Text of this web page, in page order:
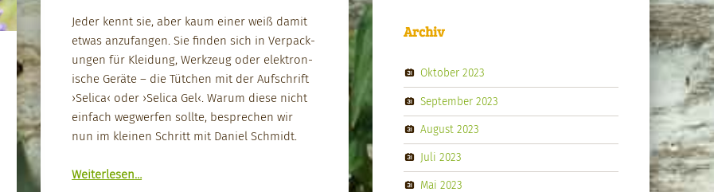
Jed­er ken­nt sie, aber kaum ein­er weiß damit
etwas anz­u­fan­gen. Sie find­en sich in Ver­pack­
un­gen für Klei­dung, Werkzeug oder elek­tro­n­
is­che Geräte – die Tütchen mit der Auf­schrift
›Sel­i­ca‹ oder ›Sel­i­ca Gel‹. Warum diese nicht
ein­fach weg­w­er­fen sollte, besprechen wir
nun im kleinen Schritt mit Daniel Schmidt.
Weit­er­lesen…
Archiv
Oktober 2023
September 2023
August 2023
Juli 2023
Mai 2023